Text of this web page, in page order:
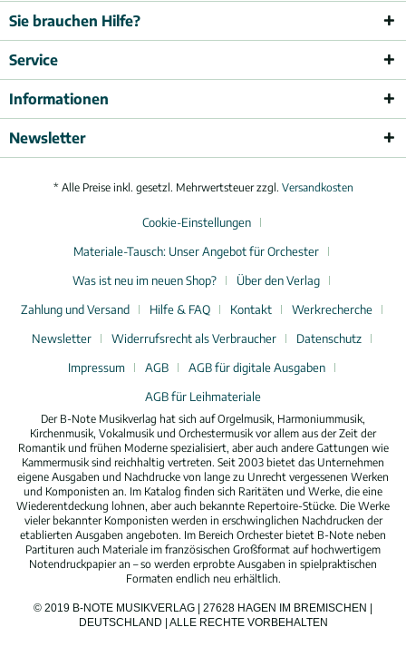
Sie brauchen Hilfe?
Service
Informationen
Newsletter
* Alle Preise inkl. gesetzl. Mehrwertsteuer zzgl. Versandkosten
Cookie-Einstellungen
Materiale-Tausch: Unser Angebot für Orchester
Was ist neu im neuen Shop?
Über den Verlag
Zahlung und Versand
Hilfe & FAQ Kontakt
Werkrecherche
Newsletter
Widerrufsrecht als Verbraucher
Datenschutz
Impressum
AGB
AGB für digitale Ausgaben
AGB für Leihmateriale
Der B-Note Musikverlag hat sich auf Orgelmusik, Harmoniummusik,
Kirchenmusik, Vokalmusik und Orchestermusik vor allem aus der Zeit der
Romantik und frühen Moderne spezialisiert, aber auch andere Gattungen wie
Kammermusik sind reichhaltig vertreten. Seit 2003 bietet das Unternehmen
eigene Ausgaben und Nachdrucke von lange zu Unrecht vergessenen Werken
und Komponisten an. Im Katalog finden sich Raritäten und Werke, die eine
Wiederentdeckung lohnen, aber auch bekannte Repertoire-Stücke. Die Werke
vieler bekannter Komponisten werden in erschwinglichen Nachdrucken der
etablierten Ausgaben angeboten. Im Bereich Orchester bietet B-Note neben
Partituren auch Materiale im französischen Großformat auf hochwertigem
Notendruckpapier an – so werden erprobte Ausgaben in spielpraktischen
Formaten endlich neu erhältlich.
© 2019 B-NOTE MUSIKVERLAG | 27628 HAGEN IM BREMISCHEN |
DEUTSCHLAND | ALLE RECHTE VORBEHALTEN